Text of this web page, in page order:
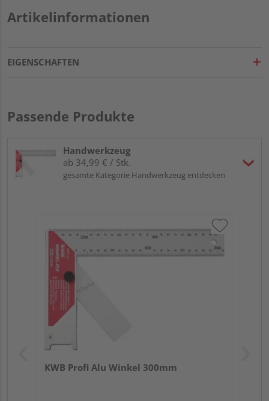
Artikelinformationen
EIGENSCHAFTEN
Passende Produkte
Handwerkzeug
ab 34,99 € / Stk.
gesamte Kategorie Handwerkzeug entdecken
KWB Profi Alu Winkel 300mm